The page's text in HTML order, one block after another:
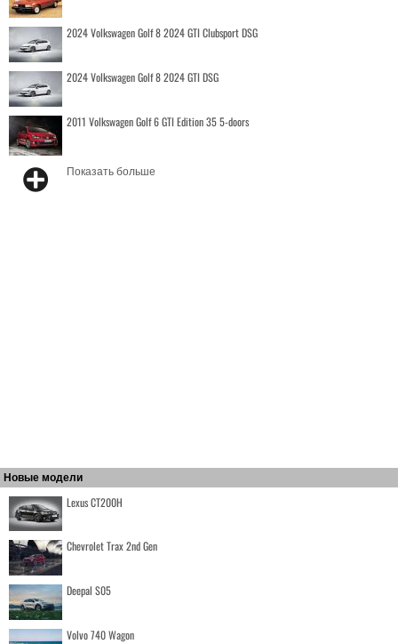
2024 Volkswagen Golf 8 2024 GTI Clubsport DSG
2024 Volkswagen Golf 8 2024 GTI DSG
2011 Volkswagen Golf 6 GTI Edition 35 5-doors
Показать больше
Новые модели
Lexus CT200H
Chevrolet Trax 2nd Gen
Deepal S05
Volvo 740 Wagon